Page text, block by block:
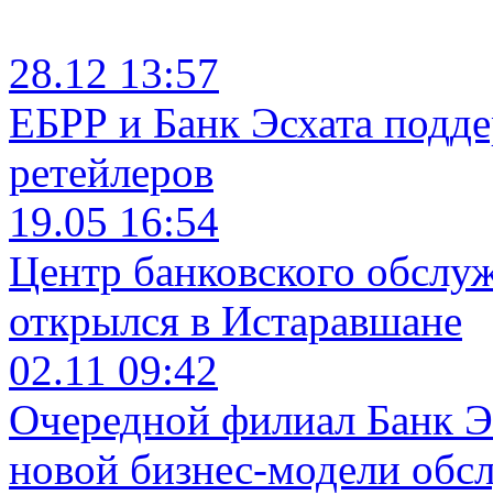
28.12 13:57
ЕБРР и Банк Эсхата
ретейлеров
19.05 16:54
Центр банковского
открылся в Истаравшане
02.11 09:42
Очередной филиал Банк
новой бизнес-модели